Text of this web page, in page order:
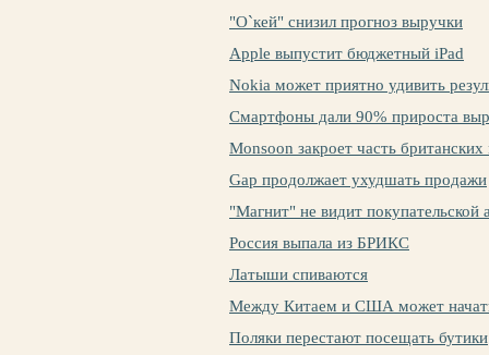
"О`кей" снизил прогноз выручки
Apple выпустит бюджетный iPad
Nokia может приятно удивить
Смартфоны дали 90% прироста
Monsoon закроет часть британских
Gap продолжает ухудшать продажи
"Магнит" не видит покупательской
Россия выпала из БРИКС
Латыши спиваются
Между Китаем и США может
Поляки перестают посещать бутики